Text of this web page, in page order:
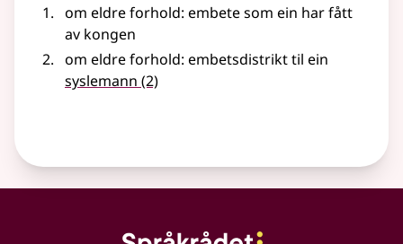
om eldre forhold: embete som ein har fått
av kongen
om eldre forhold: embetsdistrikt til ein
syslemann (2)